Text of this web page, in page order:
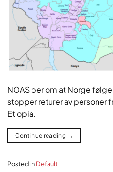
NOAS ber om at Norge
stopper returer av personer
Etiopia.
Continue reading →
Posted inDefault